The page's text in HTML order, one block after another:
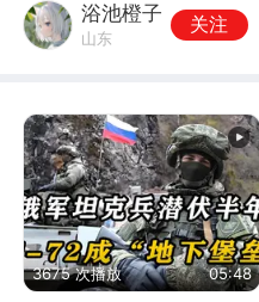
浴池橙子
山东
关注
3675 次播放 05:48